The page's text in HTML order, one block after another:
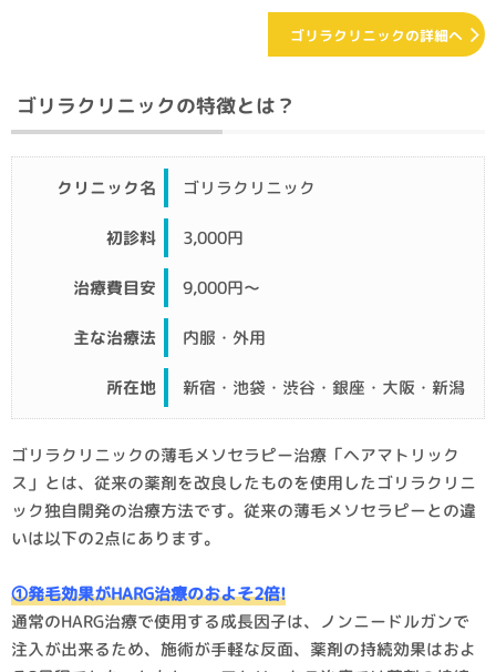
ゴリラクリニックの詳細へ
ゴリラクリニックの特徴とは？
クリニック名 ゴリラクリニック
初診料 3,000円
治療費目安 9,000円〜
主な治療法 内服・外用
所在地 新宿・池袋・渋谷・銀座・大阪・新潟
ゴリラクリニックの薄毛メソセラピー治療「ヘアマトリック
ス」とは、従来の薬剤を改良したものを使用したゴリラクリニ
ック独自開発の治療方法です。従来の薄毛メソセラピーとの違
いは以下の2点にあります。
①発毛効果がHARG治療のおよそ2倍!
通常のHARG治療で使用する成長因子は、ノンニードルガンで
注入が出来るため、施術が手軽な反面、薬剤の持続効果はおよ